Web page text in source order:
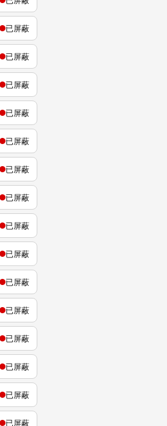
已屏蔽
已屏蔽
已屏蔽
已屏蔽
已屏蔽
已屏蔽
已屏蔽
已屏蔽
已屏蔽
已屏蔽
已屏蔽
已屏蔽
已屏蔽
已屏蔽
已屏蔽